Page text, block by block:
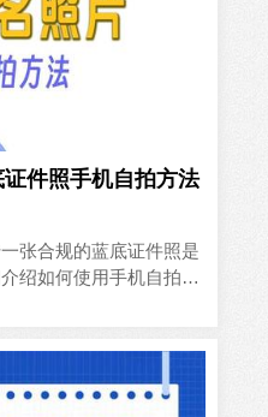
件照手机自拍方法
张合规的蓝底证件照是
绍如何使用手机自拍并